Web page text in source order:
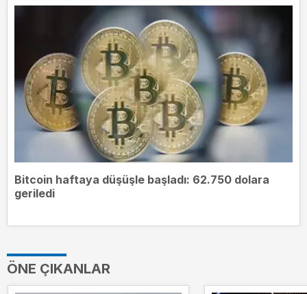
Bitcoin haftaya düşüşle başladı: 62.750 dolara
geriledi
ÖNE ÇIKANLAR